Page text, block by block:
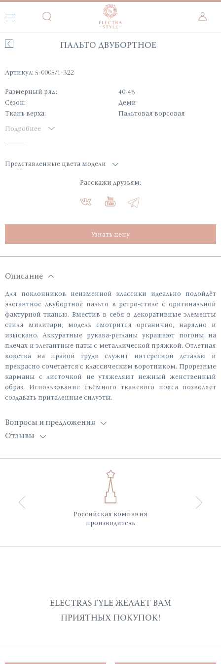
ПАЛЬТО ДВУБОРТНОЕ
Артикул: 5-0005/1-322
Размерный ряд:
40-48
Сезон:
Деми
Ткань верха:
Пальтовая ворсовая
Подробнее
Представленные цвета модели
Расскажи друзьям:
Узнать цену
Описание
Для поклонников неизменной классики идеально подойдёт
элегантное двубортное пальто в ретро-стиле с оригинальной
фактурной тканью. Вместив в себя в декоративные элементы
стиля милитари, модель смотрится органично, нарядно и
изыскано. Аккуратные рукава-регланы украшают погоны на
плечах и элегантные паты с металлической пряжкой. Отлетная
кокетка на правой груди служит интересной деталью и
прекрасно сочетается с классическим воротником. Прорезные
карманы с листочкой не утяжеляют нежный женственный
образ. Использование съёмного тканевого пояса позволяет
создавать приталенные силуэты.
Вопросы и предложения
Отзывы
Российская компания
производитель
ELECTRASTYLE ЖЕЛАЕТ ВАМ
ПРИЯТНЫХ ПОКУПОК!